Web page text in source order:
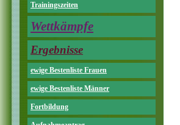
Trainingszeiten
Wettkämpfe
Ergebnisse
ewige Bestenliste Frauen
ewige Bestenliste Männer
Fortbildung